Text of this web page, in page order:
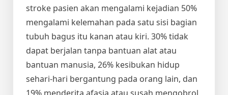
stroke pasien akan mengalami kejadian 50%
mengalami kelemahan pada satu sisi bagian
tubuh bagus itu kanan atau kiri. 30% tidak
dapat berjalan tanpa bantuan alat atau
bantuan manusia, 26% kesibukan hidup
sehari-hari bergantung pada orang lain, dan